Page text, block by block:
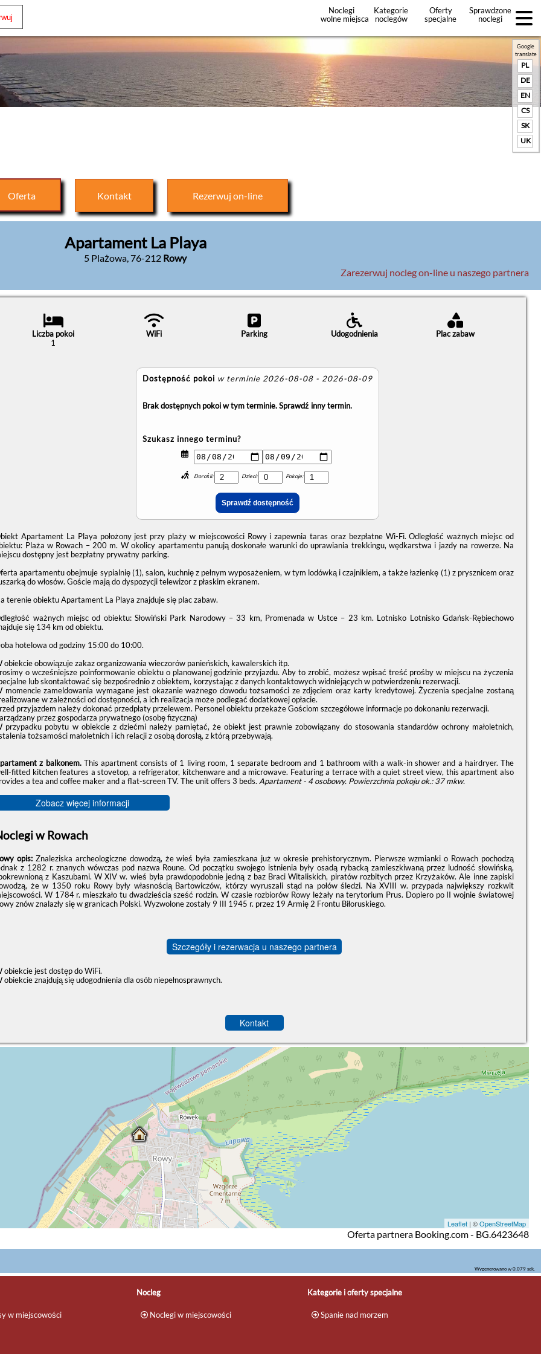
Noclegi
wolne miejsca
Kategorie
noclegów
Oferty
specjalne
Sprawdzone
noclegi
+Dodaj
Google
translate
PL
DE
EN
CS
SK
UK
Oferta Kontakt Rezerwuj on-line
Apartament La Playa
5 Plażowa,76-212 Rowy
Zarezerwuj nocleg on-line u naszego partnera
Liczba pokoi
1
WiFi Parking Udogodnienia Plac zabaw
Dostępność pokoi w terminie 2026-08-08 - 2026-08-09
Brak dostępnych pokoi w tym terminie. Sprawdź inny termin.
Szukasz innego terminu?
Dorośli: Dzieci: Pokoje:
Apartament La Playa położony jest przy plaży w miejscowości Rowy i zapewnia taras oraz bezpłatne Wi-Fi. Odległość ważnych miejsc od
Plaża w Rowach – 200 m. W okolicy apartamentu panują doskonałe warunki do uprawiania trekkingu, wędkarstwa i jazdy na rowerze. Na
dostępny jest bezpłatny prywatny parking.
apartamentu obejmuje sypialnię (1), salon, kuchnię z pełnym wyposażeniem, w tym lodówką i czajnikiem, a także łazienkę (1) z prysznicem oraz
do włosów. Goście mają do dyspozycji telewizor z płaskim ekranem.
terenie obiektu Apartament La Playa znajduje się plac zabaw.
ważnych miejsc od obiektu: Słowiński Park Narodowy – 33 km, Promenada w Ustce – 23 km. Lotnisko Lotnisko Gdańsk-Rębiechowo
się 134 km od obiektu.
hotelowa od godziny 15:00do 10:00.
obiekcie obowiązuje zakaz organizowania wieczorów panieńskich, kawalerskich itp.
o wcześniejsze poinformowanie obiektu o planowanej godzinie przyjazdu. Aby to zrobić, możesz wpisać treść prośby w miejscu na życzenia
lub skontaktować się bezpośrednio z obiektem, korzystając z danych kontaktowych widniejących w potwierdzeniu rezerwacji.
momencie zameldowania wymagane jest okazanie ważnego dowodu tożsamości ze zdjęciem oraz karty kredytowej. Życzenia specjalne zostaną
w zależności od dostępności, a ich realizacja może podlegać dodatkowej opłacie.
przyjazdem należy dokonać przedpłaty przelewem. Personel obiektu przekaże Gościom szczegółowe informacje po dokonaniu rezerwacji.
przez gospodarza prywatnego (osobę fizyczną)
przypadku pobytu w obiekcie z dziećmi należy pamiętać, że obiekt jest prawnie zobowiązany do stosowania standardów ochrony małoletnich,
tożsamości małoletnich i ich relacji z osobą dorosłą, z którą przebywają.
z balkonem.This apartment consists of 1 living room, 1 separate bedroom and 1 bathroom with a walk-in shower and a hairdryer. The
fitted kitchen features a stovetop, a refrigerator, kitchenware and a microwave. Featuring a terrace with a quiet street view, this apartment also
a tea and coffee maker and a flat-screen TV. The unit offers 3 beds. Apartament - 4 osobowy. Powierzchnia pokoju ok.: 37 mkw.
Zobacz więcej informacji
w Rowach
opis: Znaleziska archeologiczne dowodzą, że wieś była zamieszkana już w okresie prehistorycznym. Pierwsze wzmianki o Rowach pochodzą
z 1282 r. znanych wówczas pod nazwa Roune. Od początku swojego istnienia były osadą rybacką zamieszkiwaną przez ludność słowińską,
z Kaszubami. W XIV w. wieś była prawdopodobnie jedną z baz Braci Witaliskich, piratów rozbitych przez Krzyżaków. Ale inne zapiski
że w 1350 roku Rowy były własnością Bartowiczów, którzy wyruszali stąd na połów śledzi. Na XVIII w. przypada największy rozkwit
W 1784 r. mieszkało tu dwadzieścia sześć rodzin. W czasie rozbiorów Rowy leżały na terytorium Prus. Dopiero po II wojnie światowej
znów znalazły się w granicach Polski. Wyzwolone zostały 9 III 1945 r. przez 19 Armię 2 Frontu Biłoruskiego.
Szczegóły i rezerwacja u naszego partnera
obiekcie jest dostęp do WiFi.
obiekcie znajdują się udogodnienia dla osób niepełnosprawnych.
Kontakt
Leaflet | ©OpenStreetMap
Oferta partnera Booking.com - BG.6423648
Wygenerowano w 0.079 sek.
w miejscowości
Nocleg
Noclegi w miejscowości
Kategorie i oferty specjalne
Spanie nad morzem